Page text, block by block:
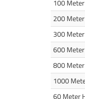
100 Meter
200 Meter
300 Meter
600 Meter
800 Meter
1000
60 Meter